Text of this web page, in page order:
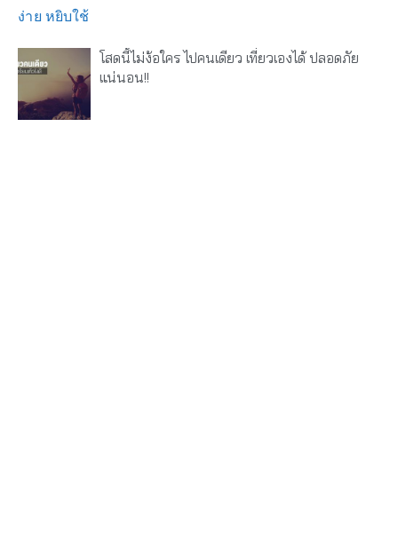
โสดนี้ไม่ง้อใคร ไปคนเดียว เที่ยวเองได้ ปลอดภัย
แน่นอน!!